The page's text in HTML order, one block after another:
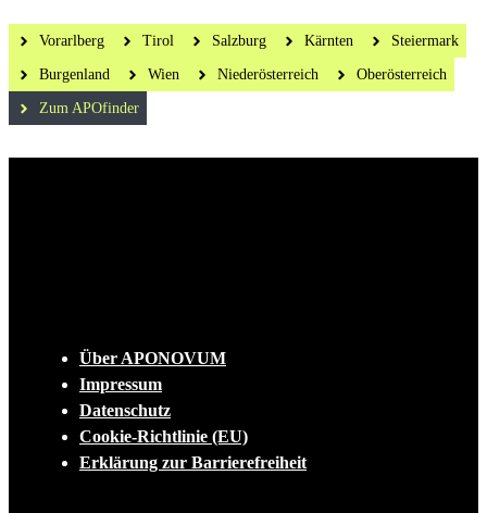
Vorarlberg Tirol Salzburg Kärnten Steiermark
Burgenland Wien Niederösterreich Oberösterreich
Zum APOfinder
Über APONOVUM
Impressum
Datenschutz
Cookie-Richtlinie (EU)
Erklärung zur Barrierefreiheit